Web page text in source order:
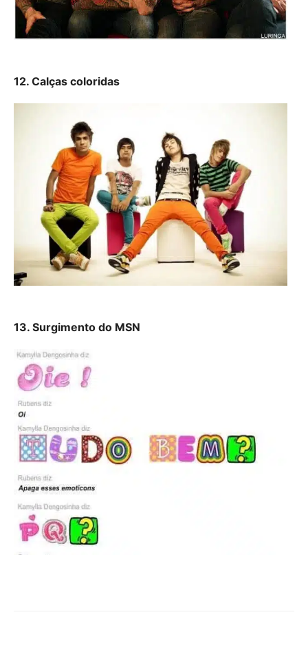
12. Calças coloridas
13. Surgimento do MSN